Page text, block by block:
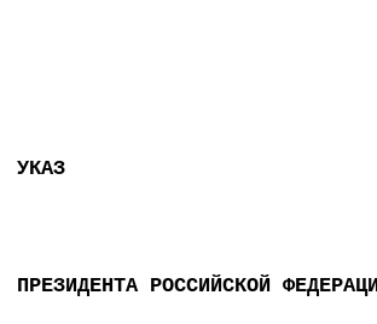
УКАЗ
ПРЕЗИДЕНТА РОССИЙСКОЙ